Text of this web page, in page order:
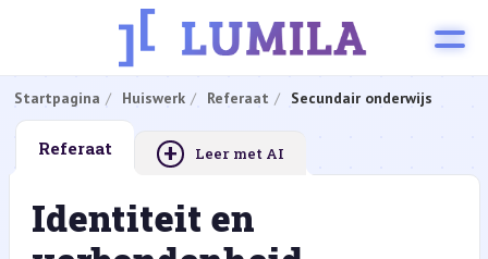
Startpagina Huiswerk Referaat Secundair onderwijs
Referaat + Leer met AI
Identiteit en